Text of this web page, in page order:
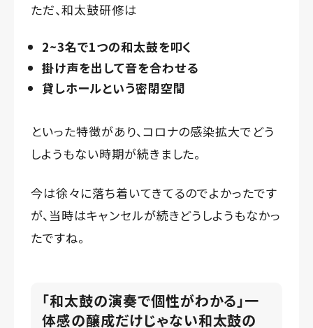
ただ、和太鼓研修は
2~3名で1つの和太鼓を叩く
掛け声を出して音を合わせる
貸しホールという密閉空間
といった特徴があり、コロナの感染拡大でどう
しようもない時期が続きました。
今は徐々に落ち着いてきてるのでよかったです
が、当時はキャンセルが続きどうしようもなかっ
たですね。
「和太鼓の演奏で個性がわかる」一
体感の醸成だけじゃない和太鼓の